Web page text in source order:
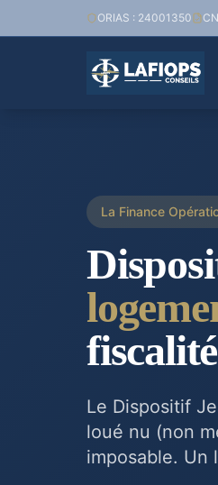
ORIAS : 24001350
La Finance
fiscalité
Le Dispositif
loué nu (non
imposable. Un